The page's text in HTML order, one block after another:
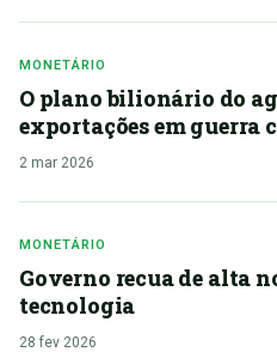
MONETÁRIO
O plano bilionário do
exportações em guerra
2 mar 2026
MONETÁRIO
Governo recua de alta
tecnologia
28 fev 2026